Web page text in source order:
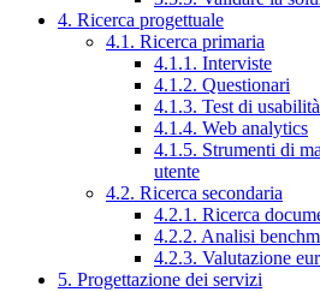
4. Ricerca progettuale
4.1. Ricerca primaria
4.1.1. Interviste
4.1.2. Questionari
4.1.3. Test di usabilità
4.1.4. Web analytics
4.1.5. Strumenti di
utente
4.2. Ricerca secondaria
4.2.1. Ricerca
4.2.2. Analisi
4.2.3. Valutazione
5. Progettazione dei servizi